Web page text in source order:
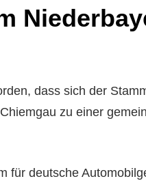
dass sich der
zu einer
für deutsche